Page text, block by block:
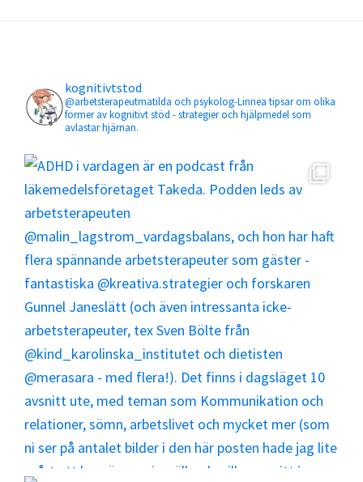
Footer kognitivtstod
@arbetsterapeutmatilda och psykolog-Linnea tipsar om olika
former av kognitivt stöd - strategier och hjälpmedel som
avlastar hjärnan.